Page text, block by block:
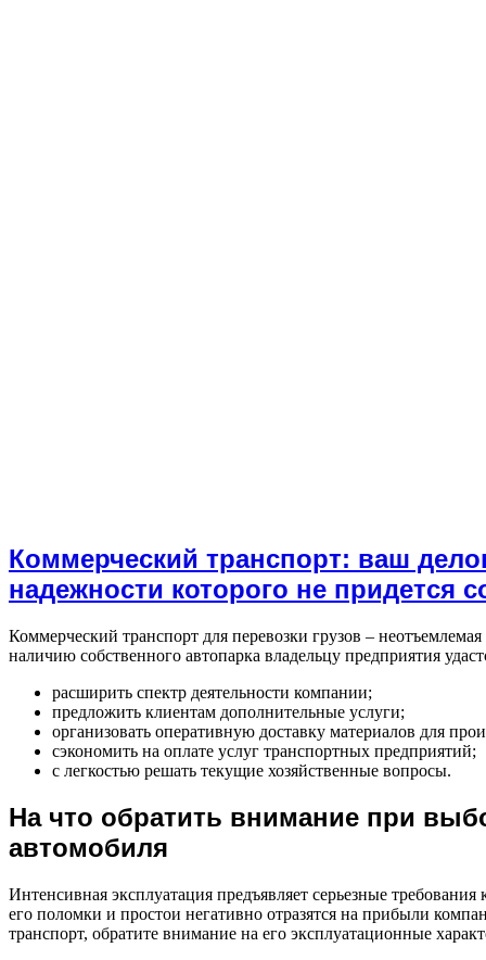
Коммерческий транспорт: ваш
надежности которого не придется
Коммерческий транспорт для перевозки грузов –
наличию собственного автопарка владельцу предприятия
расширить спектр деятельности компании;
предложить клиентам дополнительные услуги;
организовать оперативную доставку материалов для
сэкономить на оплате услуг транспортных предприятий;
с легкостью решать текущие хозяйственные вопросы.
На что обратить внимание при
автомобиля
Интенсивная эксплуатация предъявляет серьезные требования
его поломки и простои негативно отразятся на прибыли
транспорт, обратите внимание на его эксплуатационные